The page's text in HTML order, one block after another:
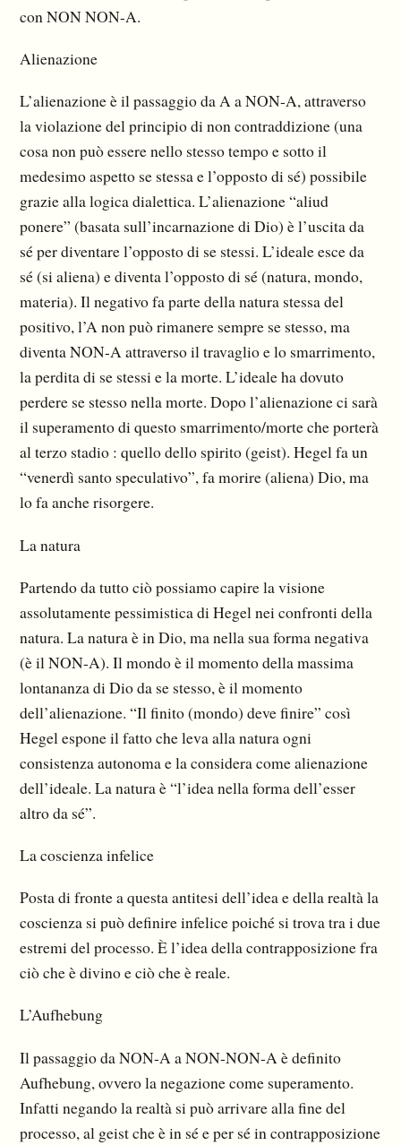
con NON NON-A.
Alienazione
L’alienazione è il passaggio da A a NON-A, attraverso
la violazione del principio di non contraddizione (una
cosa non può essere nello stesso tempo e sotto il
medesimo aspetto se stessa e l’opposto di sé) possibile
grazie alla logica dialettica. L’alienazione “aliud
ponere” (basata sull’incarnazione di Dio) è l’uscita da
sé per diventare l’opposto di se stessi. L’ideale esce da
sé (si aliena) e diventa l’opposto di sé (natura, mondo,
materia). Il negativo fa parte della natura stessa del
positivo, l’A non può rimanere sempre se stesso, ma
diventa NON-A attraverso il travaglio e lo smarrimento,
la perdita di se stessi e la morte. L’ideale ha dovuto
perdere se stesso nella morte. Dopo l’alienazione ci sarà
il superamento di questo smarrimento/morte che porterà
al terzo stadio : quello dello spirito (geist). Hegel fa un
“venerdì santo speculativo”, fa morire (aliena) Dio, ma
lo fa anche risorgere.
La natura
Partendo da tutto ciò possiamo capire la visione
assolutamente pessimistica di Hegel nei confronti della
natura. La natura è in Dio, ma nella sua forma negativa
(è il NON-A). Il mondo è il momento della massima
lontananza di Dio da se stesso, è il momento
dell’alienazione. “Il finito (mondo) deve finire” così
Hegel espone il fatto che leva alla natura ogni
consistenza autonoma e la considera come alienazione
dell’ideale. La natura è “l’idea nella forma dell’esser
altro da sé”.
La coscienza infelice
Posta di fronte a questa antitesi dell’idea e della realtà la
coscienza si può definire infelice poiché si trova tra i due
estremi del processo. È l’idea della contrapposizione fra
ciò che è divino e ciò che è reale.
L’Aufhebung
Il passaggio da NON-A a NON-NON-A è definito
Aufhebung, ovvero la negazione come superamento.
Infatti negando la realtà si può arrivare alla fine del
processo, al geist che è in sé e per sé in contrapposizione